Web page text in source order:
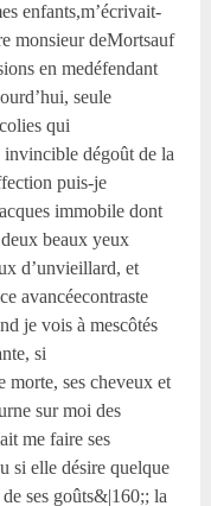
enfants,m’écrivait-
monsieur deMortsauf
en medéfendant
seule
qui
invincible dégoût de la
puis-je
immobile dont
deux beaux yeux
d’unvieillard, et
avancéecontraste
je vois à mescôtés
si
morte, ses cheveux et
sur moi des
me faire ses
si elle désire quelque
ses goûts&|160;; la